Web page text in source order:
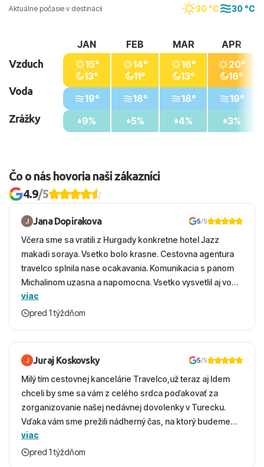
Aktuálne počasie v destinácii 30 °C 30 °C
Vzduch
Voda
Zrážky
JAN
15°
13°
19°
9%
FEB
14°
11°
18°
5%
MAR
16°
13°
18°
4%
APR
20°
16°
19°
3%
Čo o nás hovoria naši zákazníci
4.9/5
Jana Dopirakova 5/5
Včera sme sa vratili z Hurgady konkretne hotel Jazz
makadi soraya. Vsetko bolo krasne. Cestovna agentura
travelco splnila nase ocakavania. Komunikacia s panom
Michalinom uzasna a napomocna. Vsetko vysvetlil aj vo
vecernych hodinach zaco sa ospravedlnujem. Hotel
krasny, cisty. Sluzby top. Strava, prostredie, more,
viac
pred 1 týždňom
Juraj Koskovsky 5/5
Milý tím cestovnej kancelárie Travelco,už teraz aj Idem
chceli by sme sa vám z celého srdca poďakovať za
zorganizovanie našej nedávnej dovolenky v Turecku.
Vďaka vám sme prežili nádherný čas, na ktorý budeme
ešte dlho s úsmevom spomínať. ​Všetko prebehlo
absolútne hladko – od prvotného výberu zájazdu, cez
viac
pred 1 týždňom